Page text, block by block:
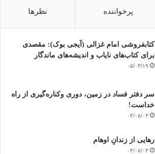
پرخواننده نظرها
کتابفروشی امام غزالی (آیجی بوک): مقصدی
برای کتاب‌های نایاب و اندیشه‌های ماندگار
۰۵/۰۳/۱۹
سر دفتر فساد در زمین‌، دوری وکناره‌گیری از راه
خداست‌!
۰۴/۰۸/۰۳
رهایی از زندانِ اوهام
۰۴/۰۸/۰۳